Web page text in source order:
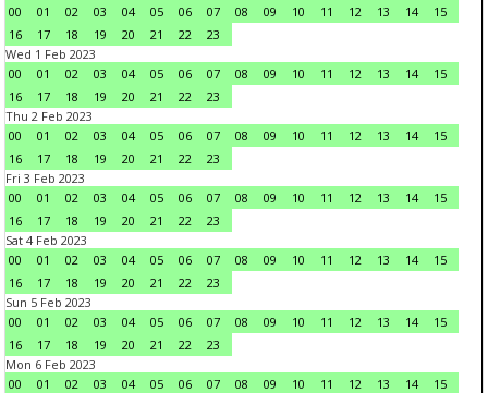
00
01 02 03 04 05 06 07 08 09 10 11 12 13 14
15
16
17 18 19 20 21 22
23
Wed 1 Feb 2023
00
01 02 03 04 05 06 07 08 09 10 11 12 13 14
15
16
17 18 19 20 21 22
23
Thu 2 Feb 2023
00
01 02 03 04 05 06 07 08 09 10 11 12 13 14
15
16
17 18 19 20 21 22
23
Fri 3 Feb 2023
00
01 02 03 04 05 06 07 08 09 10 11 12 13 14
15
16
17 18 19 20 21 22
23
Sat 4 Feb 2023
00
01 02 03 04 05 06 07 08 09 10 11 12 13 14
15
16
17 18 19 20 21 22
23
Sun 5 Feb 2023
00
01 02 03 04 05 06 07 08 09 10 11 12 13 14
15
16
17 18 19 20 21 22
23
Mon 6 Feb 2023
00
01 02 03 04 05 06 07 08 09 10 11 12 13 14
15